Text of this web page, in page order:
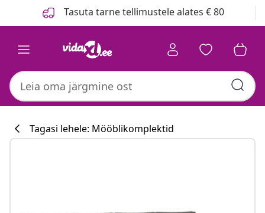
Tasuta tarne tellimustele alates € 80
Tagasi lehele: Mööblikomplektid